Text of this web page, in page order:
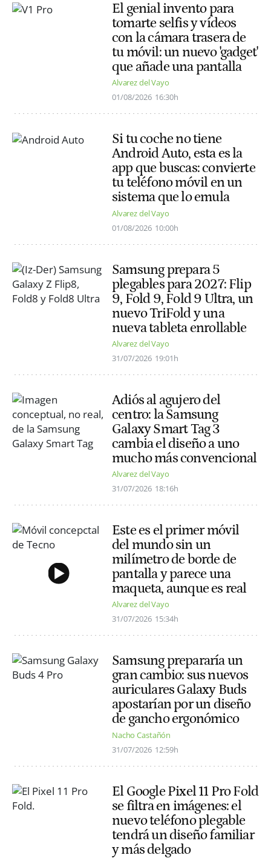
El genial invento para
tomarte selfis y vídeos
con la cámara trasera de
tu móvil: un nuevo 'gadget'
que añade una pantalla
Alvarez del Vayo
01/08/2026 16:30h
Si tu coche no tiene
Android Auto, esta es la
app que buscas: convierte
tu teléfono móvil en un
sistema que lo emula
Alvarez del Vayo
01/08/2026 10:00h
Samsung prepara 5
plegables para 2027: Flip
9, Fold 9, Fold 9 Ultra, un
nuevo TriFold y una
nueva tableta enrollable
Alvarez del Vayo
31/07/2026 19:01h
Adiós al agujero del
centro: la Samsung
Galaxy Smart Tag 3
cambia el diseño a uno
mucho más convencional
Alvarez del Vayo
31/07/2026 18:16h
Este es el primer móvil
del mundo sin un
milímetro de borde de
pantalla y parece una
maqueta, aunque es real
Alvarez del Vayo
31/07/2026 15:34h
Samsung prepararía un
gran cambio: sus nuevos
auriculares Galaxy Buds
apostarían por un diseño
de gancho ergonómico
Nacho Castañón
31/07/2026 12:59h
El Google Pixel 11 Pro Fold
se filtra en imágenes: el
nuevo teléfono plegable
tendrá un diseño familiar
y más delgado